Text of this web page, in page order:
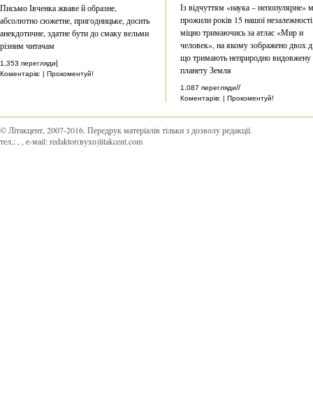
Письмо Івченка жваве й образне,
абсолютно сюжетне, пригодницьке, досить
анекдотичне, здатне бути до смаку вельми
різним читачам
1,353 перегляди|
Коментарів: | Прокоментуй!
Із відчуттям «наука – непопулярне»
прожили років 15 нашої
міцно тримаючись за атлас «Мир и
человек», на якому зображено двох
що тримають неприродно видовжену
планету Земля
1,087 перегляди//
Коментарів: | Прокоментуй!
© Літакцент, 2007-2016. Передрук матеріалів тільки з дозволу редакції.
тел.:
, е-маіl:redaktor(вухо)litakcent.com